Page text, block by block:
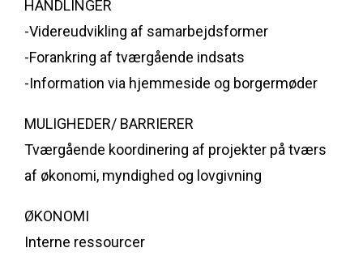
HANDLINGER
-Videreudvikling af samarbejdsformer
-Forankring af tværgående indsats
-Information via hjemmeside og borgermøder
MULIGHEDER/ BARRIERER
Tværgående koordinering af projekter på tværs
af økonomi, myndighed og lovgivning
ØKONOMI
Interne ressourcer